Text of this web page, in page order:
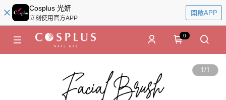
Cosplus 光妍
立刻使用官方APP
開啟APP
0
1/1